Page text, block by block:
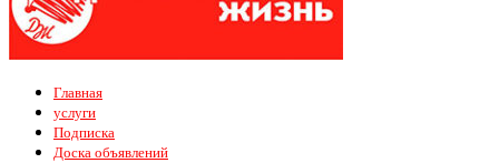
Главная
услуги
Подписка
Доска объявлений